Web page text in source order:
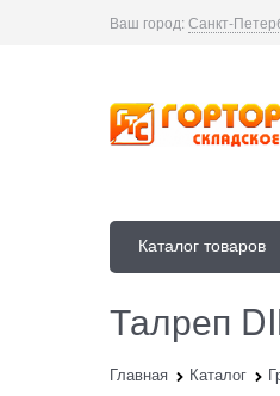
Ваш город:Санкт-
Каталог товаров
Талреп
Главная Каталог